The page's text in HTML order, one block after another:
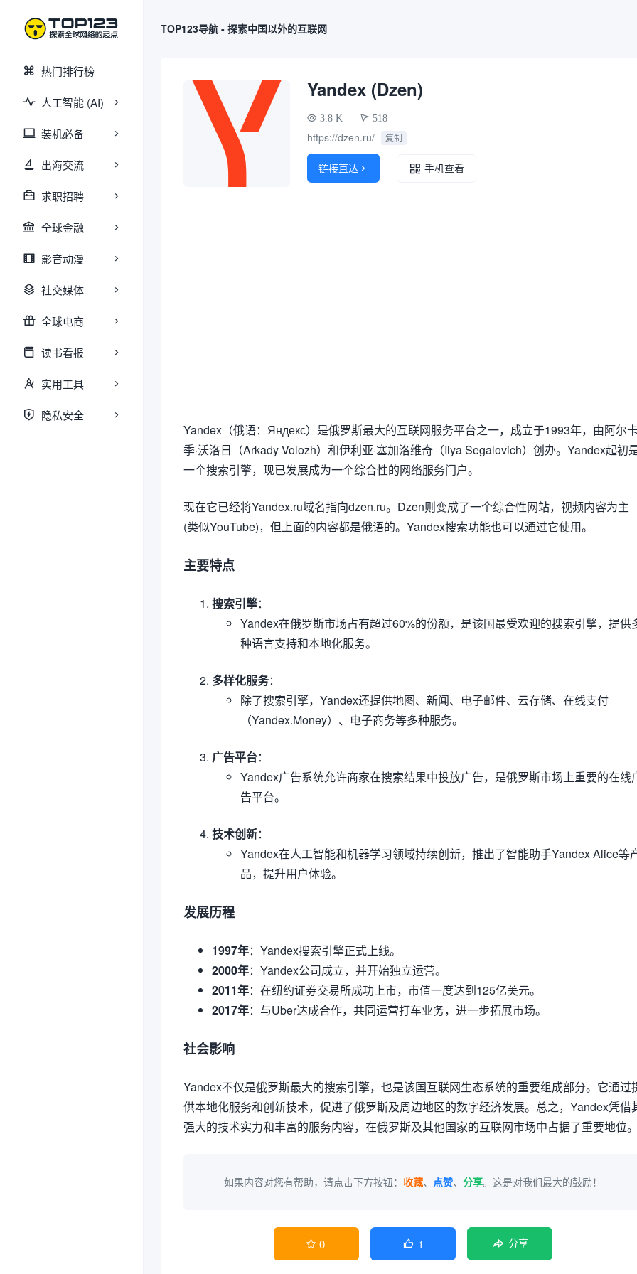
热门排行榜
人工智能 (AI)
装机必备
出海交流
求职招聘
全球金融
影音动漫
社交媒体
全球电商
读书看报
实用工具
隐私安全
TOP123导航 - 探索中国以外的互联网
Yandex (Dzen)
3.8 K 518
https://dzen.ru/ 复制
链接直达  手机查看
Yandex（俄语：Яндекс）是俄罗斯最大的互联网服务平台之一，成立于1993年，由阿尔
季·沃洛日（Arkady Volozh）和伊利亚·塞加洛维奇（Ilya Segalovich）创办。Yandex起初
一个搜索引擎，现已发展成为一个综合性的网络服务门户。
现在它已经将Yandex.ru域名指向dzen.ru。Dzen则变成了一个综合性网站，视频内容为主
(类似YouTube)，但上面的内容都是俄语的。Yandex搜索功能也可以通过它使用。
主要特点
搜索引擎：
Yandex在俄罗斯市场占有超过60%的份额，是该国最受欢迎的搜索引擎，提供
种语言支持和本地化服务。
多样化服务：
除了搜索引擎，Yandex还提供地图、新闻、电子邮件、云存储、在线支付
（Yandex.Money）、电子商务等多种服务。
广告平台：
Yandex广告系统允许商家在搜索结果中投放广告，是俄罗斯市场上重要的在线
告平台。
技术创新：
Yandex在人工智能和机器学习领域持续创新，推出了智能助手Yandex Alice等
品，提升用户体验。
发展历程
1997年：Yandex搜索引擎正式上线。
2000年：Yandex公司成立，并开始独立运营。
2011年：在纽约证券交易所成功上市，市值一度达到125亿美元。
2017年：与Uber达成合作，共同运营打车业务，进一步拓展市场。
社会影响
Yandex不仅是俄罗斯最大的搜索引擎，也是该国互联网生态系统的重要组成部分。它通过
供本地化服务和创新技术，促进了俄罗斯及周边地区的数字经济发展。总之，Yandex凭借
强大的技术实力和丰富的服务内容，在俄罗斯及其他国家的互联网市场中占据了重要地位
如果内容对您有帮助，请点击下方按钮： 收藏、 点赞、 分享。这是对我们最大的鼓励！
 0  1 分享